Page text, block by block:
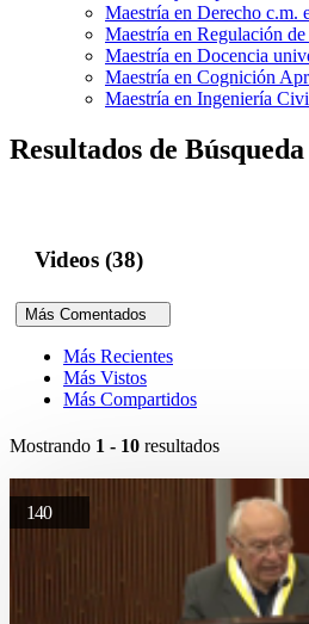
Maestría en Derecho c.m.
Maestría en Regulación
Maestría en Docencia
Maestría en Cognición
Maestría en Ingeniería
Resultados de Búsqueda
Videos (38)
Más Comentados
Más Recientes
Más Vistos
Más Compartidos
Mostrando 1 - 10 resultados
140